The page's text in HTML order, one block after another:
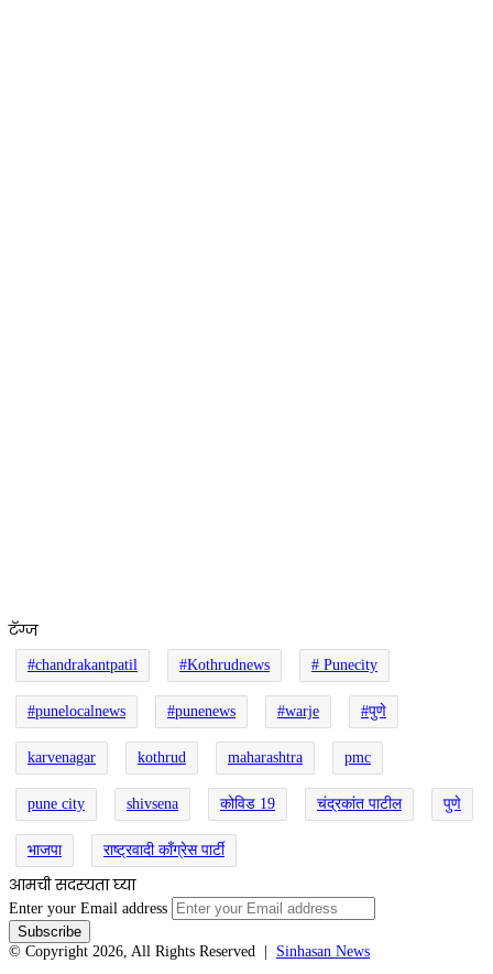
टॅग्ज
#chandrakantpatil #Kothrudnews # Punecity
#punelocalnews #punenews #warje #पुणे
karvenagar kothrud maharashtra pmc
pune city shivsena कोविड 19 चंद्रकांत पाटील पुणे
भाजपा राष्ट्रवादी काँग्रेस पार्टी
आमची सदस्यता घ्या
Enter your Email address
© Copyright 2026, All Rights Reserved | Sinhasan News